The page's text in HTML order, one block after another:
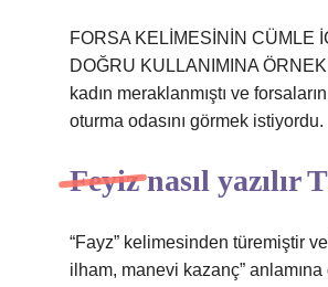
FORSA KELİMESİNİN CÜMLE
DOĞRU KULLANIMINA
kadın meraklanmıştı ve
oturma odasını görmek istiyordu.
Feyiz nasıl yazılır
“Fayz” kelimesinden türemiştir
ilham, manevi kazanç” anlamına